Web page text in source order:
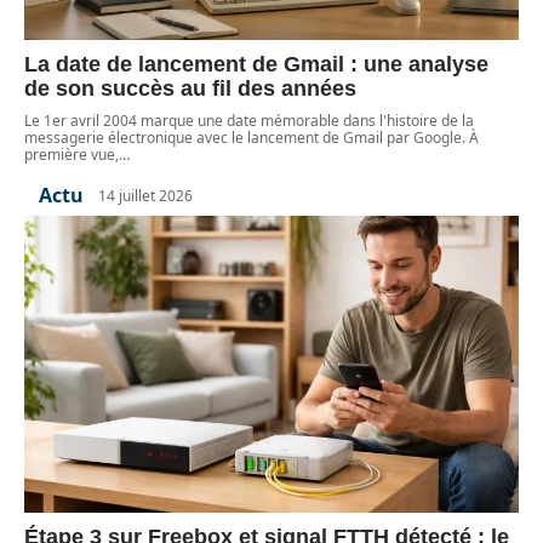
La date de lancement de Gmail : une analyse
de son succès au fil des années
Le 1er avril 2004 marque une date mémorable dans l'histoire de la
messagerie électronique avec le lancement de Gmail par Google. À
première vue,…
Actu 14 juillet 2026
Étape 3 sur Freebox et signal FTTH détecté : le